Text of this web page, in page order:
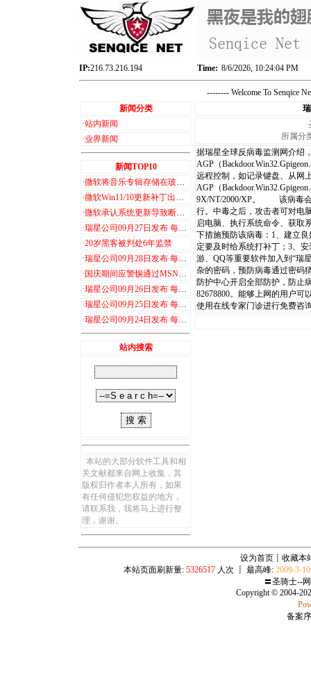
IP:216.73.216.194 Time: 8/6/2026, 10:24:04 PM
-------- Welcome To Senqice
新闻分类
·站内新闻
·业界新闻
新闻TOP10
·微软将音乐专辑存储在玻璃中，可保存 1000 年
·微软Win11/10更新补丁出现新Bug ARM设备无法登录Microsoft 365和AAD
·微软承认系统更新导致断网问题，影响 win7/8/10/11
·瑞星公司09月27日发布 每日计算机病毒及木马播报
·20岁黑客被判处6年监禁
·瑞星公司09月28日发布 每日计算机病毒及木马播报
· 国庆期间应警惕通过MSN传播的病毒
·瑞星公司09月26日发布 每日计算机病毒及木马播报
·瑞星公司09月25日发布 每日计算机病毒及木马播报
·瑞星公司09月24日发布 每日计算机病毒及木马播报
站内搜索
本站的大部分软件工具和相
关文献都来自网上收集，其
版权归作者本人所有，如果
有任何侵犯您权益的地方，
请联系我，我将马上进行整
理，谢谢。
所属分
据瑞星全球反病毒监测网介绍
AGP（
远程控制，如记录键盘、从
AGP（
9X/NT/2000/XP。 该病毒会
行。中毒之后，攻击者可对电
启电脑、执行系统命令、获
下措施预防该病毒：1、建立
定要及时给系统打补丁；3、
游、QQ等重要软件加入到“瑞
杂的密码，预防病毒通过密码
防护中心开启全部防护，防
82678800。能够上网的用户可
使用在线专家门诊进行免费咨
设为首页 ┋ 收藏本
本站页面刷新量: 5326517 人次 ┋ 最高峰: 2009-3-
〓圣骑士--
Copyright © 2004-
备案